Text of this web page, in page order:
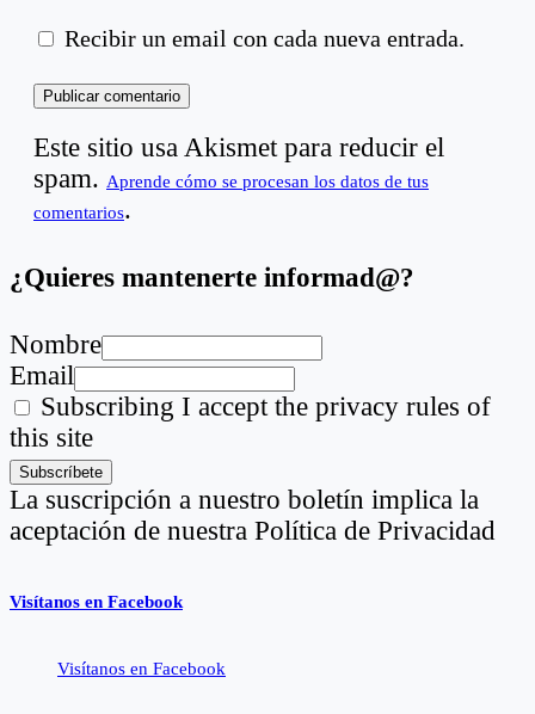
Recibir un email con cada nueva entrada.
Este sitio usa Akismet para reducir el
spam. Aprende cómo se procesan los datos de tus
comentarios.
¿Quieres mantenerte informad@?
Nombre
Email
Subscribing I accept the privacy rules of
this site
La suscripción a nuestro boletín implica la
aceptación de nuestra Política de Privacidad
Visítanos en Facebook
Visítanos en Facebook